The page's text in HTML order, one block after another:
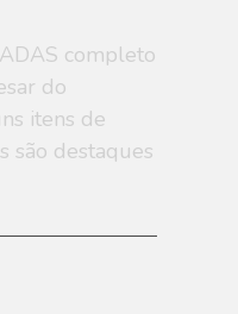
completo
do
itens de
são destaques